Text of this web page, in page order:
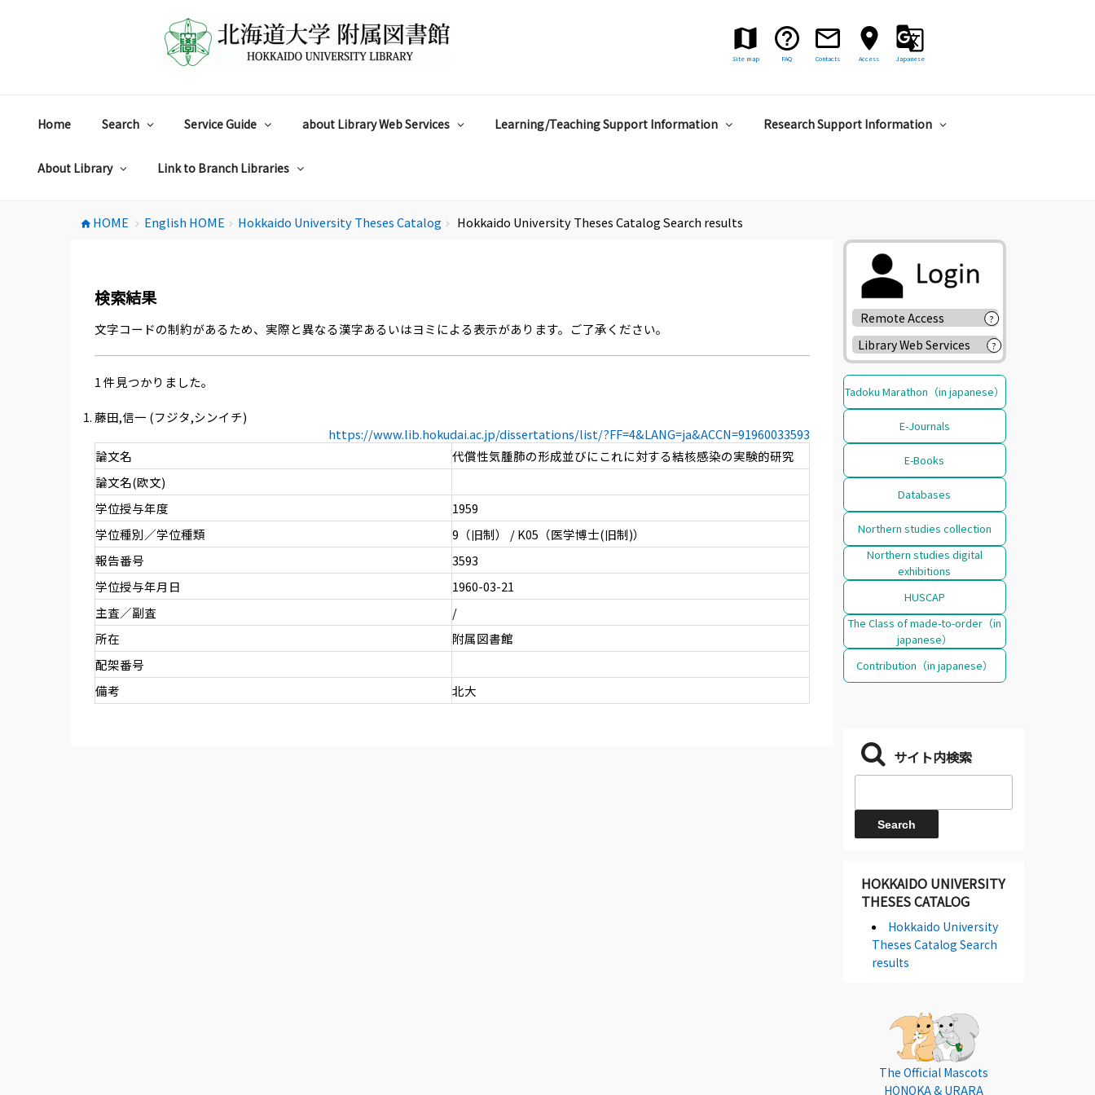
Site map FAQ Contacts Access Japanese
Home Search Service Guide about Library Web Services Learning/Teaching Support Information Research Support Information
About Library Link to Branch Libraries
home HOME chevron_right English HOME chevron_right Hokkaido University Theses Catalog chevron_right Hokkaido University Theses Catalog Search results
検索結果
文字コードの制約があるため、実際と異なる漢字あるいはヨミによる表示があります。ご了承ください。
1 件見つかりました。
藤田,信一 (フジタ,シンイチ)
https://www.lib.hokudai.ac.jp/dissertations/list/?FF=4&LANG=ja&ACCN=91960033593
論文名
代償性気腫肺の形成並びにこれに対する結核感染の実験的研究
論文名(欧文)
学位授与年度
1959
学位種別／学位種類
9（旧制） / K05（医学博士(旧制)）
報告番号
3593
学位授与年月日
1960-03-21
主査／副査
/
所在
附属図書館
配架番号
備考
北大
Remote Access ?
Library Web Services ?
Tadoku Marathon（in japanese）
E-Journals
E-Books
Databases
Northern studies collection
Northern studies digital
exhibitions
HUSCAP
The Class of made-to-order（in
japanese）
Contribution（in japanese）
サイト内検索
HOKKAIDO UNIVERSITY
THESES CATALOG
Hokkaido University
Theses Catalog Search
results
The Official Mascots
HONOKA & URARA